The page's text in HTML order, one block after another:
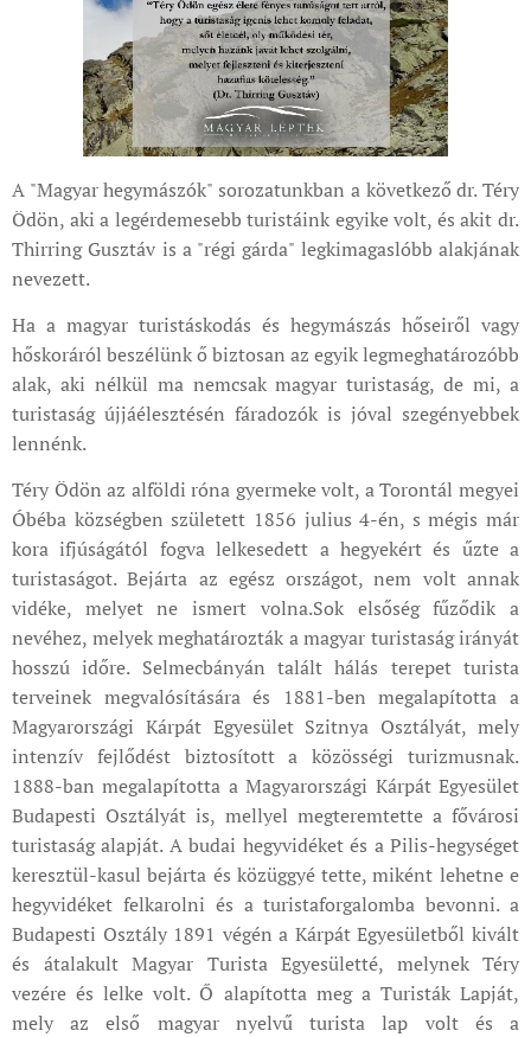
A "Magyar hegymászók" sorozatunkban a következő dr. Téry
Ödön, aki a legérdemesebb turistáink egyike volt, és akit dr.
Thirring Gusztáv is a "régi gárda" legkimagaslóbb alakjának
nevezett.
Ha a magyar turistáskodás és hegymászás hőseiről vagy
hőskoráról beszélünk ő biztosan az egyik legmeghatározóbb
alak, aki nélkül ma nemcsak magyar turistaság, de mi, a
turistaság újjáélesztésén fáradozók is jóval szegényebbek
lennénk.
Téry Ödön az alföldi róna gyermeke volt, a Torontál megyei
Óbéba községben született 1856 julius 4-én, s mégis már
kora ifjúságától fogva lelkesedett a hegyekért és űzte a
turistaságot. Bejárta az egész országot, nem volt annak
vidéke, melyet ne ismert volna.Sok elsőség fűződik a
nevéhez, melyek meghatározták a magyar turistaság irányát
hosszú időre. Selmecbányán talált hálás terepet turista
terveinek megvalósítására és 1881-ben megalapította a
Magyarországi Kárpát Egyesület Szitnya Osztályát, mely
intenzív fejlődést biztosított a közösségi turizmusnak.
1888-ban megalapította a Magyarországi Kárpát Egyesület
Budapesti Osztályát is, mellyel megteremtette a fővárosi
turistaság alapját. A budai hegyvidéket és a Pilis-hegységet
keresztül-kasul bejárta és közüggyé tette, miként lehetne e
hegyvidéket felkarolni és a turistaforgalomba bevonni. a
Budapesti Osztály 1891 végén a Kárpát Egyesületből kivált
és átalakult Magyar Turista Egyesületté, melynek Téry
vezére és lelke volt. Ő alapította meg a Turisták Lapját,
mely az első magyar nyelvű turista lap volt és a